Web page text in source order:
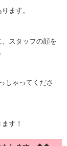
ます。
スタッフの顔を
しゃってくださ
す！